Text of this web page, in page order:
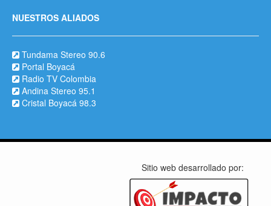
NUESTROS ALIADOS
Tundama Stereo 90.6
Portal Boyacá
Radio TV Colombia
Andina Stereo 95.1
Cristal Boyacá 98.3
Sitio web desarrollado por: